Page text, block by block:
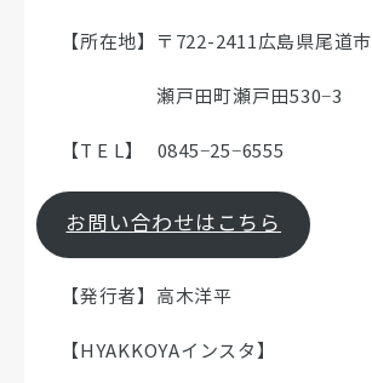
【所在地】〒722-2411広島県尾道市
瀬戸田町瀬戸田530−3
【T E L】 0845−25−6555
お問い合わせはこちら
【発行者】高木洋平
【HYAKKOYAインスタ】